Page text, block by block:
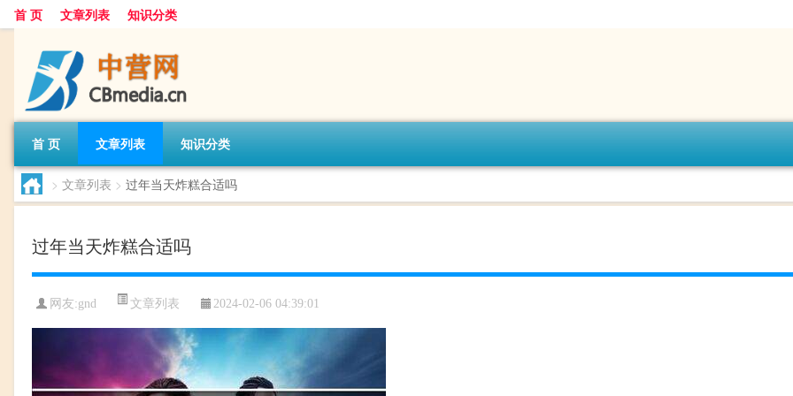
首 页 文章列表 知识分类
首 页 文章列表 知识分类
> 文章列表 > 过年当天炸糕合适吗
过年当天炸糕合适吗
网友:gnd 文章列表 2024-02-06 04:39:01